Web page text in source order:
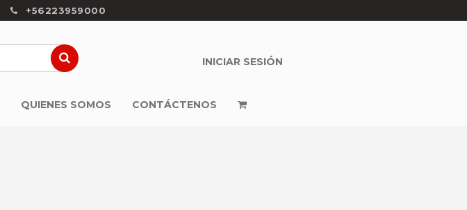
+56223959000
INICIAR SESIÓN
QUIENES SOMOS CONTÁCTENOS